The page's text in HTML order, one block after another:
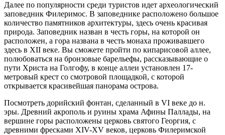
Далее по популярности среди туристов идет археологический
заповедник Филеримос. В заповеднике расположено большое
количество памятников архитектуры, здесь очень красивая
природа. Заповедник назван в честь горы, на которой он
расположен, а гора названа в честь монаха проживавшего
здесь в XII веке. Вы сможете пройти по кипарисовой аллее,
полюбоваться на бронзовые барельефы, рассказывающие о
пути Христа на Голгофу, в конце аллеи установлен 17-
метровый крест со смотровой площадкой, с которой
открывается красивейшая панорама острова.
Посмотреть дорийский фонтан, сделанный в VI веке до н.
эры. Древний акрополь и руины храма Афины Паллады, на
вершине горы расположены церковь святого Георгия, с
древними фресками XIV-XV веков, церковь Филеримской